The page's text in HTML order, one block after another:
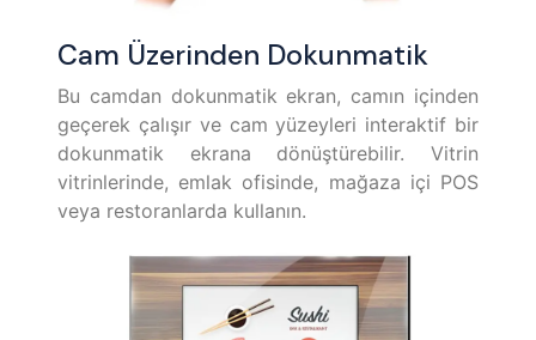
Cam Üzerinden Dokunmatik
Bu camdan dokunmatik ekran, camın içinden
geçerek çalışır ve cam yüzeyleri interaktif bir
dokunmatik ekrana dönüştürebilir. Vitrin
vitrinlerinde, emlak ofisinde, mağaza içi POS
veya restoranlarda kullanın.